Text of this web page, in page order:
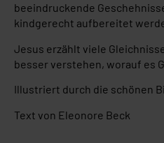
beeindruckende
kindgerecht aufbereitet
Jesus erzählt viele
besser verstehen, worauf es
Illustriert durch die schönen
Text von Eleonore Beck